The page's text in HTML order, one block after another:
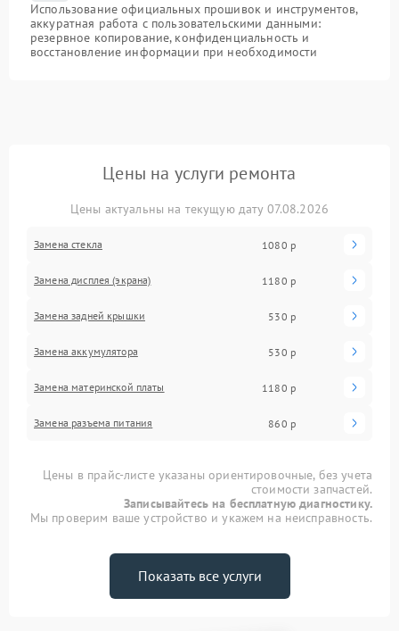
Использование официальных прошивок и инструментов,
аккуратная работа с пользовательскими данными:
резервное копирование, конфиденциальность и
восстановление информации при необходимости
Цены на услуги ремонта
Цены актуальны на текущую дату 07.08.2026
Замена стекла 1080 р
Замена дисплея (экрана) 1180 р
Замена задней крышки 530 р
Замена аккумулятора 530 р
Замена материнской платы 1180 р
Замена разъема питания 860 р
Цены в прайс-листе указаны ориентировочные, без учета
стоимости запчастей.
Записывайтесь на бесплатную диагностику.
Мы проверим ваше устройство и укажем на неисправность.
Показать все услуги